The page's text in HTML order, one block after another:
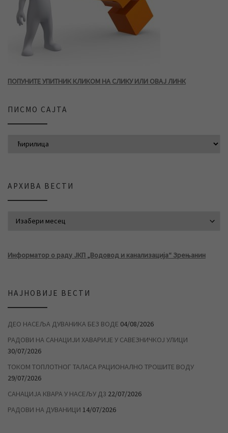
ПОПУНИТЕ УПИТНИК КЛИКОМ НА СЛИКУ ИЛИ ОВАЈ ЛИНК
ПИСМО САЈТА
АРХИВА ВЕСТИ
Информатор о раду ЈКП „Водовод и канализација“ Зрењанин
НАЈНОВИЈЕ ВЕСТИ
ДЕО НАСЕЉА ДУВАНИКА БЕЗ ВОДЕ 04/08/2026
РАДОВИ НА САНАЦИЈИ ХАВАРИЈЕ У САВЕЗНИЧКОЈ УЛИЦИ
30/07/2026
ТОКОМ ТОПЛОТНОГ ТАЛАСА РАЦИОНАЛНО ТРОШИТЕ ВОДУ
29/07/2026
САНАЦИЈА КВАРА У НАСЕЉУ Д3 22/07/2026
РАДОВИ НА ДУВАНИЦИ 14/07/2026